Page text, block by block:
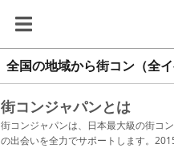
全国の地域から街コン（全
街コンジャパンとは
街コンジャパンは、日本最大級の街コ
の出会いを全力でサポートします。